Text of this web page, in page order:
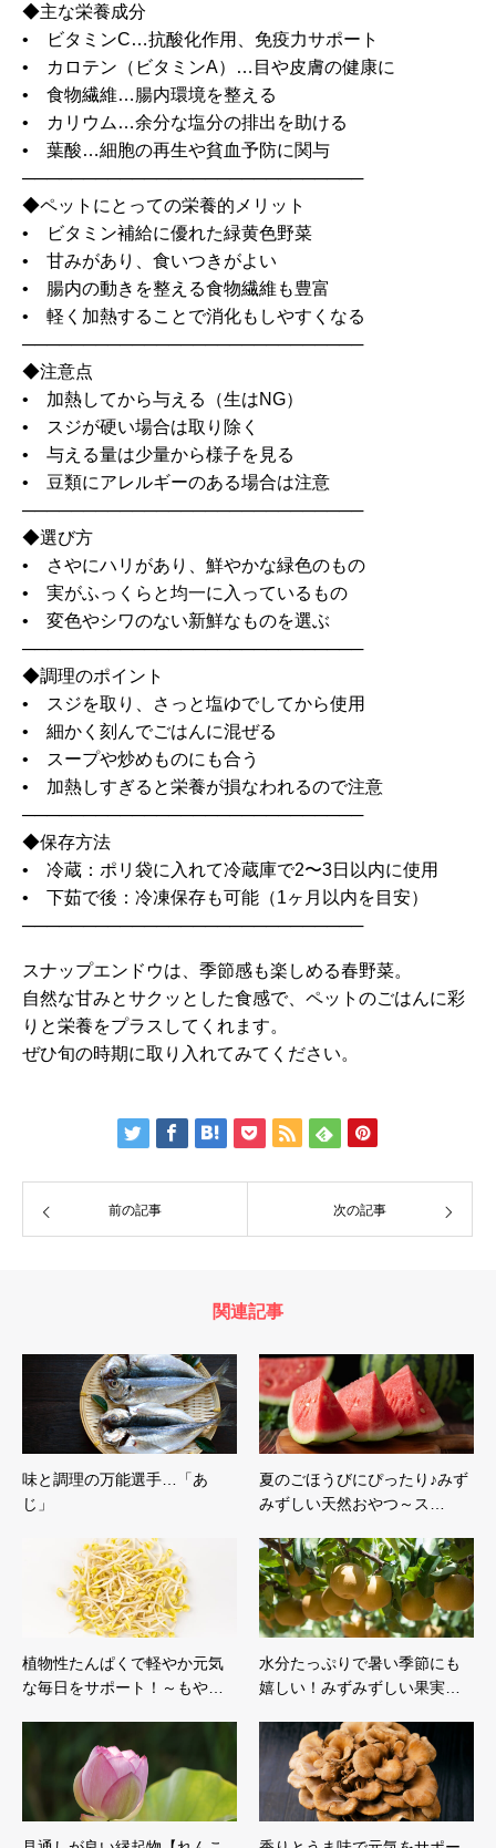
◆主な栄養成分
• ビタミンC…抗酸化作用、免疫力サポート
• カロテン（ビタミンA）…目や皮膚の健康に
• 食物繊維…腸内環境を整える
• カリウム…余分な塩分の排出を助ける
• 葉酸…細胞の再生や貧血予防に関与
────────────────────────────
◆ペットにとっての栄養的メリット
• ビタミン補給に優れた緑黄色野菜
• 甘みがあり、食いつきがよい
• 腸内の動きを整える食物繊維も豊富
• 軽く加熱することで消化もしやすくなる
────────────────────────────
◆注意点
• 加熱してから与える（生はNG）
• スジが硬い場合は取り除く
• 与える量は少量から様子を見る
• 豆類にアレルギーのある場合は注意
────────────────────────────
◆選び方
• さやにハリがあり、鮮やかな緑色のもの
• 実がふっくらと均一に入っているもの
• 変色やシワのない新鮮なものを選ぶ
────────────────────────────
◆調理のポイント
• スジを取り、さっと塩ゆでしてから使用
• 細かく刻んでごはんに混ぜる
• スープや炒めものにも合う
• 加熱しすぎると栄養が損なわれるので注意
────────────────────────────
◆保存方法
• 冷蔵：ポリ袋に入れて冷蔵庫で2〜3日以内に使用
• 下茹で後：冷凍保存も可能（1ヶ月以内を目安）
────────────────────────────
スナップエンドウは、季節感も楽しめる春野菜。
自然な甘みとサクッとした食感で、ペットのごはんに彩
りと栄養をプラスしてくれます。
ぜひ旬の時期に取り入れてみてください。
前の記事 次の記事
関連記事
味と調理の万能選手…「あ
じ」
夏のごほうびにぴったり♪みず
みずしい天然おやつ～ス…
植物性たんぱくで軽やか元気
な毎日をサポート！～もや…
水分たっぷりで暑い季節にも
嬉しい！みずみずしい果実…